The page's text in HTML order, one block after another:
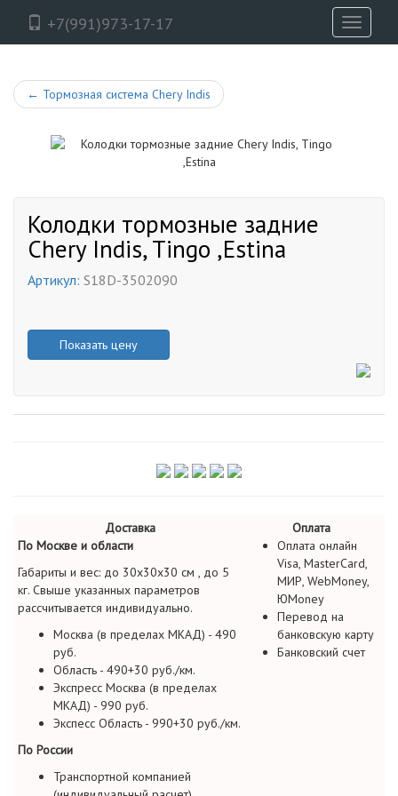
+7(991)973-17-17
Toggle
← Тормозная система Chery Indis
Колодки тормозные задние
Chery Indis, Tingo ,Estina
Артикул: S18D-3502090
Показать цену
Доставка
Оплата
По Москве и области
Габариты и вес: до 30х30х30 см , до 5
кг. Свыше указанных параметров
рассчитывается индивидуально.
Москва (в пределах МКАД) - 490
руб.
Область - 490+30 руб./км.
Экспресс Москва (в пределах
МКАД) - 990 руб.
Экспесс Область - 990+30 руб./км.
По России
Транспортной компанией
Оплата онлайн
Visa, MasterCard,
МИР, WebMoney,
ЮMoney
Перевод на
банковскую карту
Банковский счет